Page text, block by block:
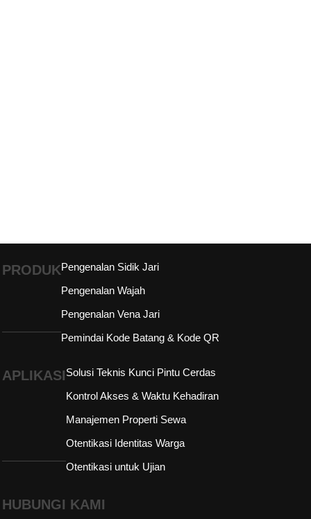
PRODUKPengenalan Sidik Jari
Pengenalan Wajah
Pengenalan Vena Jari
Pemindai Kode Batang & Kode QR
APLIKASISolusi Teknis Kunci Pintu Cerdas
Kontrol Akses & Waktu Kehadiran
Manajemen Properti Sewa
Otentikasi Identitas Warga
Otentikasi untuk Ujian
HUBUNGI KAMI